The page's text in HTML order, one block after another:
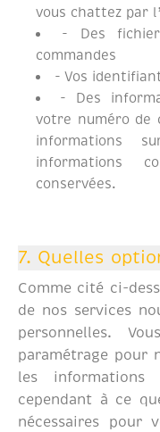
vous chattez par
- Des
commandes
- Vos
- Des
votre numéro de
informations
informations
conservées.
7. Quelles
Comme cité ci-
de nos services
personnelles.
paramétrage pour
les informations
cependant à ce
nécessaires pour